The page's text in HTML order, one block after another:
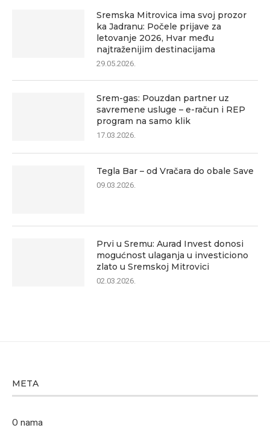
Sremska Mitrovica ima svoj prozor
ka Jadranu: Počele prijave za
letovanje 2026, Hvar među
najtraženijim destinacijama
29.05.2026.
Srem-gas: Pouzdan partner uz
savremene usluge – e-račun i REP
program na samo klik
17.03.2026.
Tegla Bar – od Vračara do obale Save
09.03.2026.
Prvi u Sremu: Aurad Invest donosi
mogućnost ulaganja u investiciono
zlato u Sremskoj Mitrovici
02.03.2026.
META
O nama